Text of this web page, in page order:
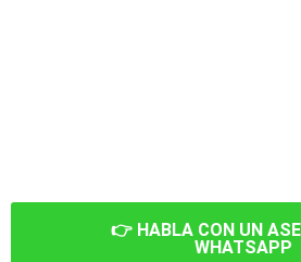
👉 HABLA CON UN
WHATSAPP